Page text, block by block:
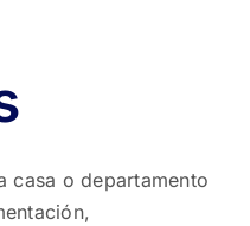
casa o departamento